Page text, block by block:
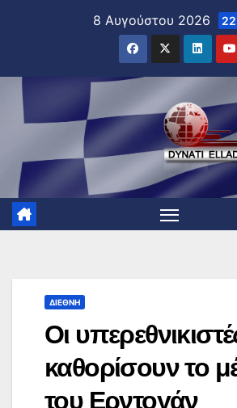
8 Αυγούστου 2026
ΔΙΕΘΝΉ
Οι
καθορίσουν το
του Ερντογάν